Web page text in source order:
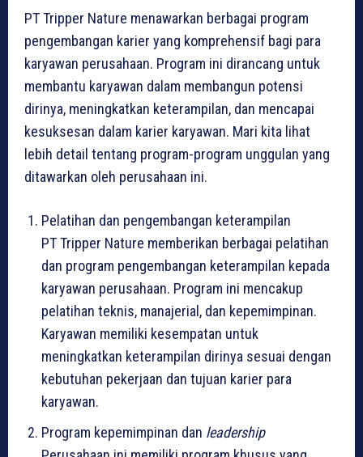
PT Tripper Nature menawarkan berbagai program
pengembangan karier yang komprehensif bagi para
karyawan perusahaan. Program ini dirancang untuk
membantu karyawan dalam membangun potensi
dirinya, meningkatkan keterampilan, dan mencapai
kesuksesan dalam karier karyawan. Mari kita lihat
lebih detail tentang program-program unggulan yang
ditawarkan oleh perusahaan ini.
Pelatihan dan pengembangan keterampilan
PT Tripper Nature memberikan berbagai pelatihan
dan program pengembangan keterampilan kepada
karyawan perusahaan. Program ini mencakup
pelatihan teknis, manajerial, dan kepemimpinan.
Karyawan memiliki kesempatan untuk
meningkatkan keterampilan dirinya sesuai dengan
kebutuhan pekerjaan dan tujuan karier para
karyawan.
Program kepemimpinan dan leadership